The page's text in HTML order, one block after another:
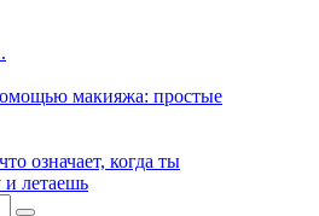
макияжа: простые
означает, когда ты
и летаешь